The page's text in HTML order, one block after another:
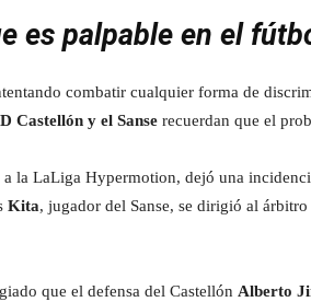
es palpable en el
combatir cualquier forma de
Castellón y el Sanse recuerdan que el
la LaLiga Hypermotion, dejó una
Kita, jugador del Sanse, se dirigió al
que el defensa del Castellón Alberto